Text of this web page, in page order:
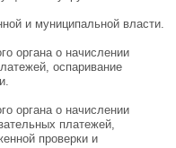
и муниципальной власти.
органа о начислении
оспаривание
органа о начислении
платежей,
проверки и